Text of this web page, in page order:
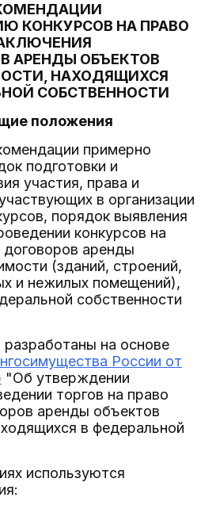
КОНКУРСОВ НА ПРАВО
АРЕНДЫ ОБЪЕКТОВ
НАХОДЯЩИХСЯ
СОБСТВЕННОСТИ
положения
примерно
подготовки и
участия, права и
в организации
порядок выявления
конкурсов на
договоров аренды
(зданий, строений,
и нежилых помещений),
собственности
на основе
России от
"Об утверждении
торгов на право
аренды объектов
в федеральной
используются